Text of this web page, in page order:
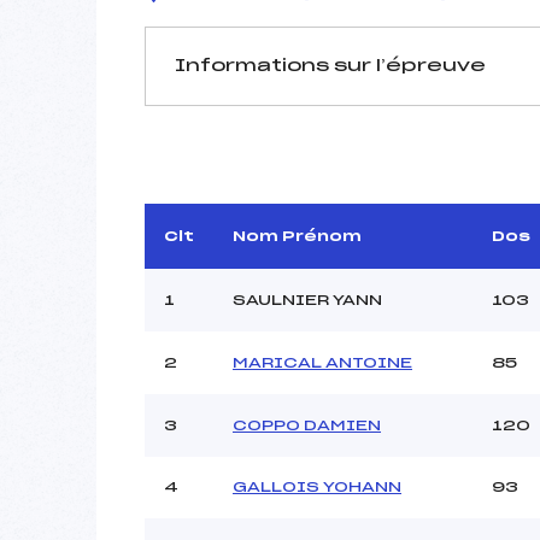
Informations sur l’épreuve
Arbitre :
Assistant :
MANCHE 1
Heure de départ :
Ouvreurs A :
Clt Nom Prénom Dos
1 SAULNIER YANN 103
2 MARICAL ANTOINE 85
3 COPPO DAMIEN 120
4 GALLOIS YOHANN 93